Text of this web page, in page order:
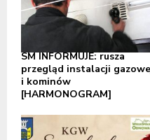
SM INFORMUJE: rusza
przegląd instalacji
i kominów
[HARMONOGRAM]